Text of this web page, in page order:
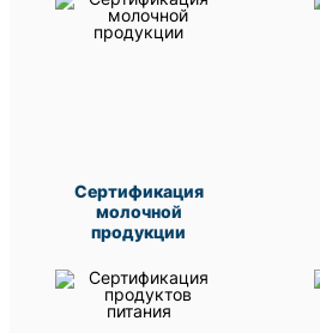
Сертификация
молочной
продукции